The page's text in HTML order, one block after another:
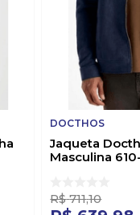
DOCTHOS
Jaqueta
Masculina
R$ 711,10